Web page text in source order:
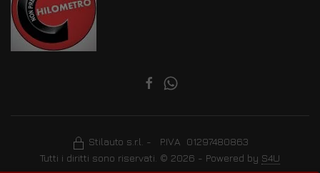
Stilauto s.r.l. - P.IVA 01297480863
Tutti i diritti sono riservati. © 2026 - Powered by S4U